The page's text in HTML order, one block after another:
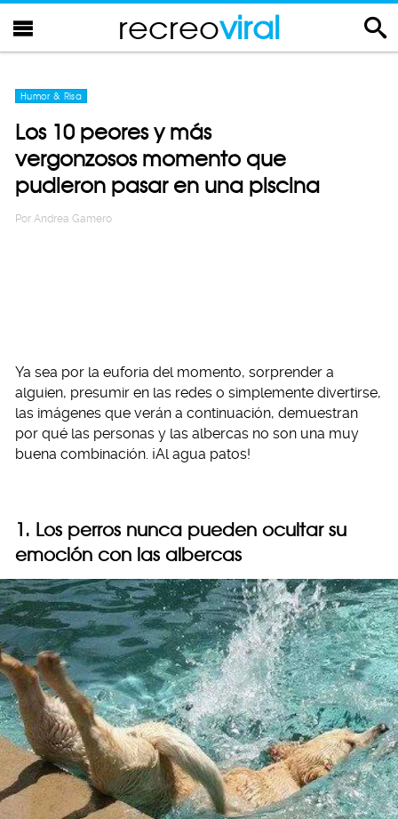
recreoviral
Humor & Risa
Los 10 peores y más
vergonzosos momento que
pudieron pasar en una piscina
Por Andrea Gamero
Ya sea por la euforia del momento, sorprender a
alguien, presumir en las redes o simplemente divertirse,
las imágenes que verán a continuación, demuestran
por qué las personas y las albercas no son una muy
buena combinación. ¡Al agua patos!
1. Los perros nunca pueden ocultar su
emoción con las albercas